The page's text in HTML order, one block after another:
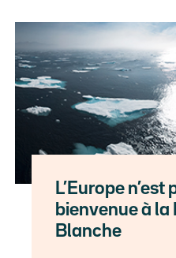
L’Europe n’est
bienvenue à la
Blanche